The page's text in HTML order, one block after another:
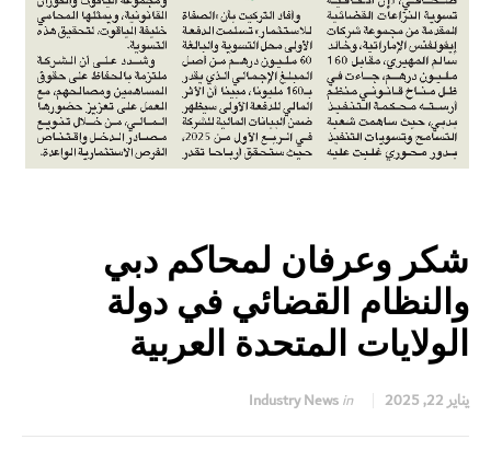
شكر وعرفان لمحاكم دبي
والنظام القضائي في دولة
الولايات المتحدة العربية
يناير 22, 2025 Industry Newsin